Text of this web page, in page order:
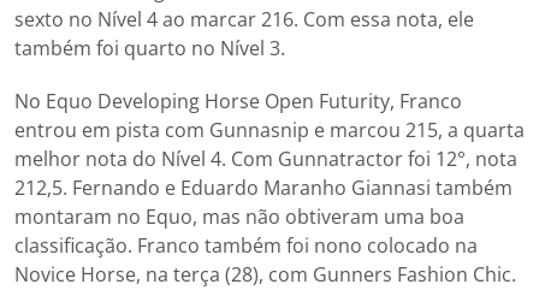
sexto no Nível 4 ao marcar 216. Com essa nota, ele
também foi quarto no Nível 3.
No Equo Developing Horse Open Futurity, Franco
entrou em pista com Gunnasnip e marcou 215, a quarta
melhor nota do Nível 4. Com Gunnatractor foi 12°, nota
212,5. Fernando e Eduardo Maranho Giannasi também
montaram no Equo, mas não obtiveram uma boa
classificação. Franco também foi nono colocado na
Novice Horse, na terça (28), com Gunners Fashion Chic.